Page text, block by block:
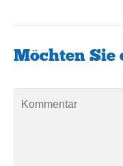
Möchten Sie